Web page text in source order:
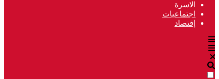
الاسرة
اجتماعيات
إقتصاد